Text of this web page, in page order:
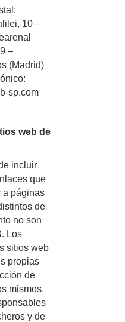
10 –
–
(Madrid)
sp.com
web de
incluir
que
a páginas
de
no son
Los
sitios web
propias
de
mismos,
y de